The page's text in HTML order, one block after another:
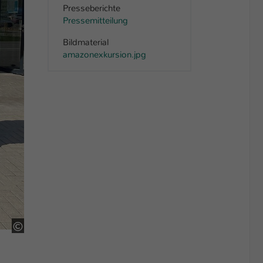
HSKL
Presseberichte
Pressemitteilung
Bildmaterial
amazonexkursion.jpg